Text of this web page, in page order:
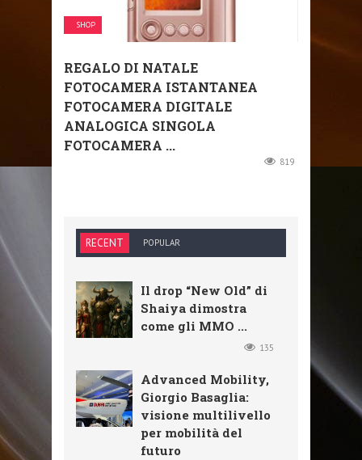
SHOP
REGALO DI NATALE
FOTOCAMERA ISTANTANEA
FOTOCAMERA DIGITALE
ANALOGICA SINGOLA
FOTOCAMERA ...
819
RECENT POPULAR
Il drop “New Old” di
Shaiya dimostra
come gli MMO ...
135
Advanced Mobility,
Giorgio Basaglia:
visione multilivello
per mobilità del
futuro